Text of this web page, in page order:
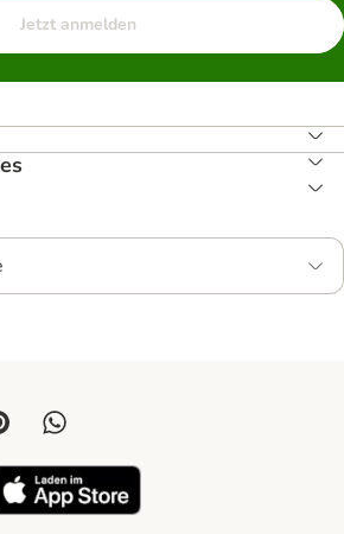
Jetzt anmelden